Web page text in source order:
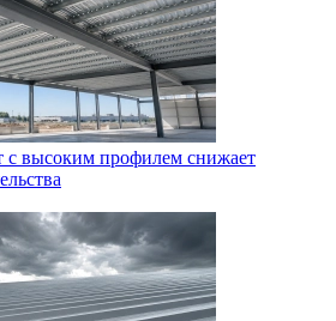
с высоким профилем снижает